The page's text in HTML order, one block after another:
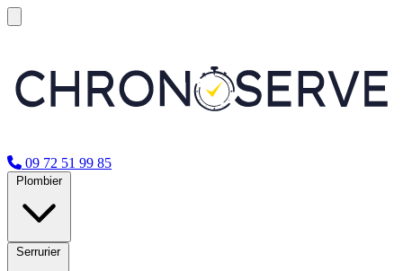
09 72 51 99 85
Plombier
Serrurier